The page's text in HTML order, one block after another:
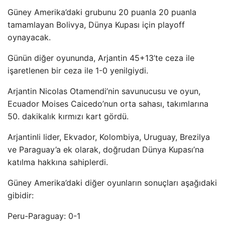
Güney Amerika’daki grubunu 20 puanla 20 puanla
tamamlayan Bolivya, Dünya Kupası için playoff
oynayacak.
Günün diğer oyununda, Arjantin 45+13’te ceza ile
işaretlenen bir ceza ile 1-0 yenilgiydi.
Arjantin Nicolas Otamendi’nin savunucusu ve oyun,
Ecuador Moises Caicedo’nun orta sahası, takımlarına
50. dakikalık kırmızı kart gördü.
Arjantinli lider, Ekvador, Kolombiya, Uruguay, Brezilya
ve Paraguay’a ek olarak, doğrudan Dünya Kupası’na
katılma hakkına sahiplerdi.
Güney Amerika’daki diğer oyunların sonuçları aşağıdaki
gibidir:
Peru-Paraguay: 0-1